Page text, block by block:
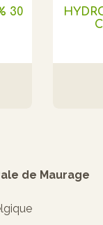
30
de Maurage